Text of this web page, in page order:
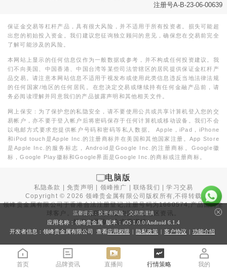
注册号A-B-23-06-00639
保证金交易等杠杆产品，具有很大风险，并不适用于所有投资者。损失可能超
出您的初始投入资金。我们建议您征询独立顾问的意见，确保您在交易前完全
了解可能涉及的风险。
本网站上显示的任何信息仅作为一般数据或参考，并不构成任何投资建议。我
们不向美国、中国香港、中国台湾等某些司法管辖区的居民提供保证金杠杆产
品交易。请注意本网站信息不适用于视发布或使用此类信息违反当地法律法规
的任何国家/地区的任何居民。在您决定交易或继续持有任何金融产品前，请
务必阅读理解并同意我们的产品披露声明和其他相关文件。
网上保安：为了保护您的私隐安全，请不要使用公共或共享计算机登入您的交
易帐户，亦不要于登入帐户后将密码保存于任何计算机或移动设备。我们不会
以电邮方式要求您提供帐户号码和密码等私人数据。 Apple，iPad，iPhone
和iPod touch是Apple Inc.的注册商标并在美国和其他国家注册。App Store
是Apple Inc.的服务标志，Android是Google Inc.的注册商标。Google徽
标，Google Play徽标和Google界面是Google Inc.的商标或注册商标。
电脑版
私隐条款 |免责声明 领峰推广 |联络我们 |学习交易
Copyright ©2026 领峰贵金属有限公司版权所有,不得转载
领峰贵金属有限公司于香港合法注册登记,注册号码为1660574,产品面向全
球客户。本站内所有内容均为香港地区资讯。
投资有风险，入市需谨慎。
首页 品牌资讯 直播间 行情策略 我的
温馨提示：投资有风险，交易需谨慎
应用名称：领峰贵金属 版本：iOS 1.0.0/Android 6.1.4
开发者信息：领峰贵金属有限公司 查看应用权限 | 隐私政策 | 客户协议 | 功能介绍